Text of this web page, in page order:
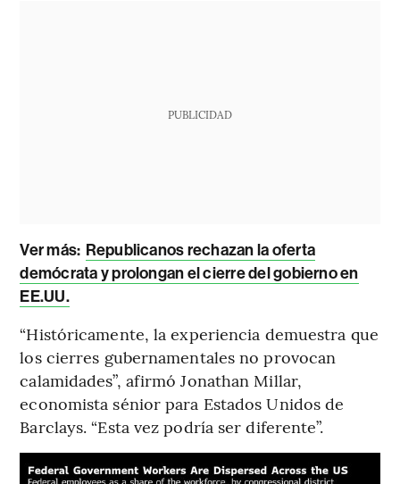
PUBLICIDAD
Ver más: Republicanos rechazan la oferta
demócrata y prolongan el cierre del gobierno en
EE.UU.
“Históricamente, la experiencia demuestra que
los cierres gubernamentales no provocan
calamidades”, afirmó Jonathan Millar,
economista sénior para Estados Unidos de
Barclays. “Esta vez podría ser diferente”.